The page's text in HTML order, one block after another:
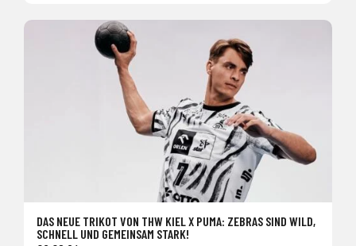
DAS NEUE TRIKOT VON THW KIEL X PUMA: ZEBRAS SIND WILD,
SCHNELL UND GEMEINSAM STARK!